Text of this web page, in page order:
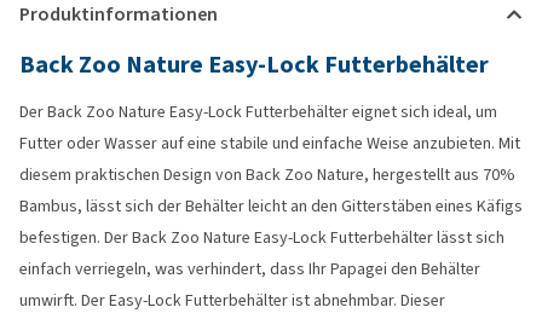
Produktinformationen
Back Zoo Nature Easy-Lock Futterbehälter
Der Back Zoo Nature Easy-Lock Futterbehälter eignet sich ideal, um
Futter oder Wasser auf eine stabile und einfache Weise anzubieten. Mit
diesem praktischen Design von Back Zoo Nature, hergestellt aus 70%
Bambus, lässt sich der Behälter leicht an den Gitterstäben eines Käfigs
befestigen. Der Back Zoo Nature Easy-Lock Futterbehälter lässt sich
einfach verriegeln, was verhindert, dass Ihr Papagei den Behälter
umwirft. Der Easy-Lock Futterbehälter ist abnehmbar. Dieser